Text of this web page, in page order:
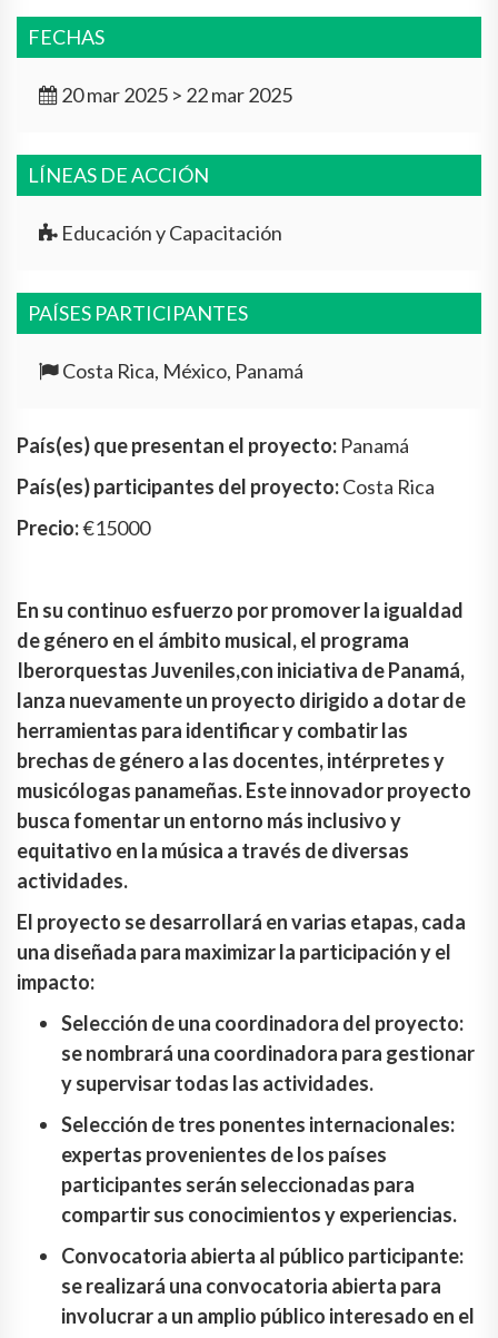
FECHAS
20 mar 2025 > 22 mar 2025
LÍNEAS DE ACCIÓN
Educación y Capacitación
PAÍSES PARTICIPANTES
Costa Rica, México, Panamá
País(es) que presentan el proyecto: Panamá
País(es) participantes del proyecto:Costa Rica
Precio:€15000
En su continuo esfuerzo por promover la igualdad
de género en el ámbito musical, el programa
Iberorquestas Juveniles,con iniciativa de Panamá,
lanza nuevamente un proyecto dirigido a dotar de
herramientas para identificar y combatir las
brechas de género a las docentes, intérpretes y
musicólogas panameñas. Este innovador proyecto
busca fomentar un entorno más inclusivo y
equitativo en la música a través de diversas
actividades.
El proyecto se desarrollará en varias etapas, cada
una diseñada para maximizar la participación y el
impacto:
Selección de una coordinadora del proyecto:
se nombrará una coordinadora para gestionar
y supervisar todas las actividades.
Selección de tres ponentes internacionales:
expertas provenientes de los países
participantes serán seleccionadas para
compartir sus conocimientos y experiencias.
Convocatoria abierta al público participante:
se realizará una convocatoria abierta para
involucrar a un amplio público interesado en el